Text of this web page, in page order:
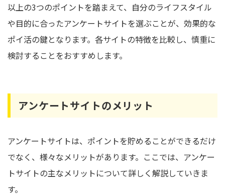
以上の3つのポイントを踏まえて、自分のライフスタイル
や目的に合ったアンケートサイトを選ぶことが、効果的な
ポイ活の鍵となります。各サイトの特徴を比較し、慎重に
検討することをおすすめします。
アンケートサイトのメリット
アンケートサイトは、ポイントを貯めることができるだけ
でなく、様々なメリットがあります。ここでは、アンケー
トサイトの主なメリットについて詳しく解説していきま
す。